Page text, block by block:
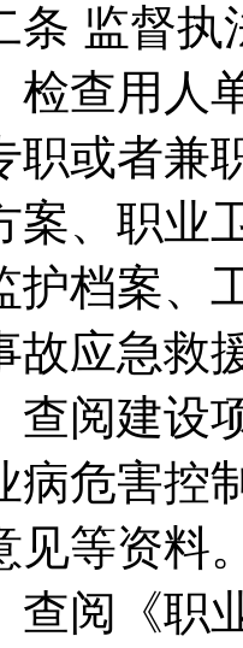
监督执
用人单
职或者兼
案、职业
护档案、
故应急救
建设项
病危害控
见等资料
《职业